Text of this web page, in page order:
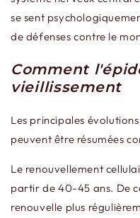
se sent
de défenses contre le
Comment
vieillissement
Les principales
peuvent être résumées
Le renouvellement
partir de 40-45 ans. De
renouvelle plus